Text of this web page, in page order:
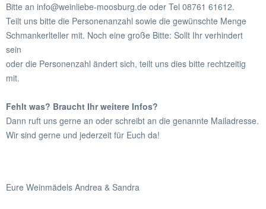
Bitte an info@weinliebe-moosburg.de oder Tel 08761 61612.
Teilt uns bitte die Personenanzahl sowie die gewünschte Menge
Schmankerlteller mit. Noch eine große Bitte: Sollt Ihr verhindert
sein
oder die Personenzahl ändert sich, teilt uns dies bitte rechtzeitig
mit.
Fehlt was? Braucht Ihr weitere Infos?
Dann ruft uns gerne an oder schreibt an die genannte Mailadresse.
Wir sind gerne und jederzeit für Euch da!
Eure Weinmädels Andrea & Sandra